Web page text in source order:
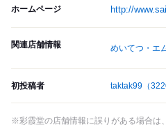
ホームページ http://
関連店舗情報 めいてつ・エ
初投稿者 taktak99 （
※彩霞堂の店舗情報に誤りがある場合は